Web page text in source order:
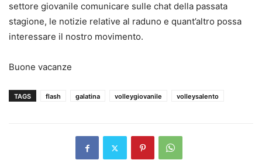
settore giovanile comunicare sulle chat della passata
stagione, le notizie relative al raduno e quant’altro possa
interessare il nostro movimento.
Buone vacanze
TAGS flash galatina volleygiovanile volleysalento